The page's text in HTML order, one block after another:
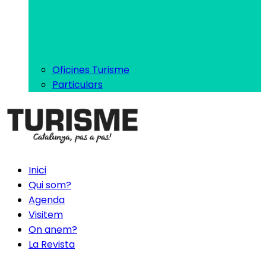
Oficines Turisme
Particulars
Inici
Qui som?
Agenda
Visitem
On anem?
La Revista